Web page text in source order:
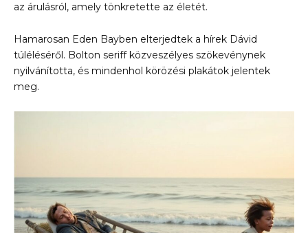
az árulásról, amely tönkretette az életét.
Hamarosan Eden Bayben elterjedtek a hírek Dávid
túléléséről. Bolton seriff közveszélyes szökevénynek
nyilvánította, és mindenhol körözési plakátok jelentek
meg.